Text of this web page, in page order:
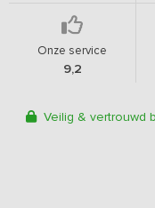
Onze service
9,2
Veilig & vertrouwd